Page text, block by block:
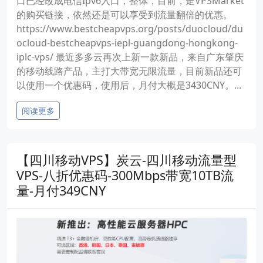
的购买链接，依然还是可以享受到流量翻倍的优惠。
https://www.bestcheapvps.org/posts/duocloud/du
ocloud-bestcheapvps-iepl-guangdong-hongkong-
iplc-vps/ 最近多多云再次上新一款新品，来自广东肇庆
的移动线路产品，主打大带宽无限流量，目前新品还可
以使用一个优惠码，使用后，月付大概是3430CNY。...
阅读更多
【四川移动VPS】炭云-四川移动流量型
VPS-八折优惠码-300Mbps带宽10TB流
量-月付349CNY